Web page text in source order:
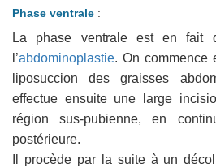
Phase ventrale :
La phase ventrale est en fait
l’abdominoplastie. On commence
liposuccion des graisses
effectue ensuite une large
région sus-pubienne, en
postérieure.
Il procède par la suite à un